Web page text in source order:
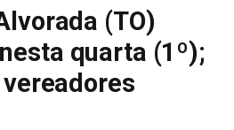
(TO)
quarta (1º);